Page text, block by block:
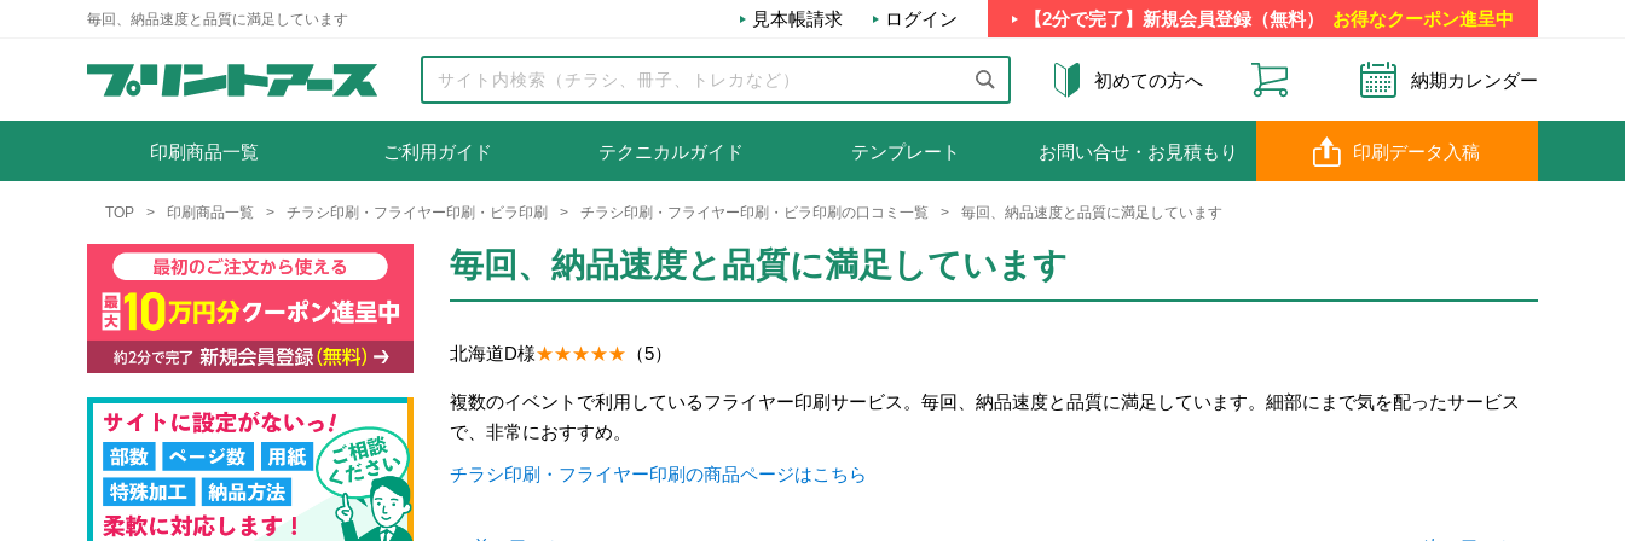
毎回、納品速度と品質に満足しています 見本帳請求 ログイン 【2分で完了】新規会員登録（無料） お得なクーポン進呈中
初めての方へ 納期カレンダー
印刷商品一覧 ご利用ガイド テクニカルガイド テンプレート お問い合せ ・お見積もり 印刷データ入稿
TOP 印刷商品一覧 チラシ印刷・フライヤー印刷・ビラ印刷 チラシ印刷・フライヤー印刷・ビラ印刷の口コミ一覧 毎回、納品速度と品質に満足しています
毎回、納品速度と品質に満足しています
北海道D様 （5）
複数のイベントで利用しているフライヤー印刷サービス。毎回、納品速度と品質に満足しています。細部にまで気を配ったサービス
で、非常におすすめ。
チラシ印刷・フライヤー印刷の商品ページはこちら